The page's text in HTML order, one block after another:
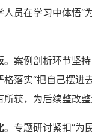
员在学习中体悟
案例剖析环节坚
落实“把自己摆
获，为后续整改
专题研讨紧扣“为